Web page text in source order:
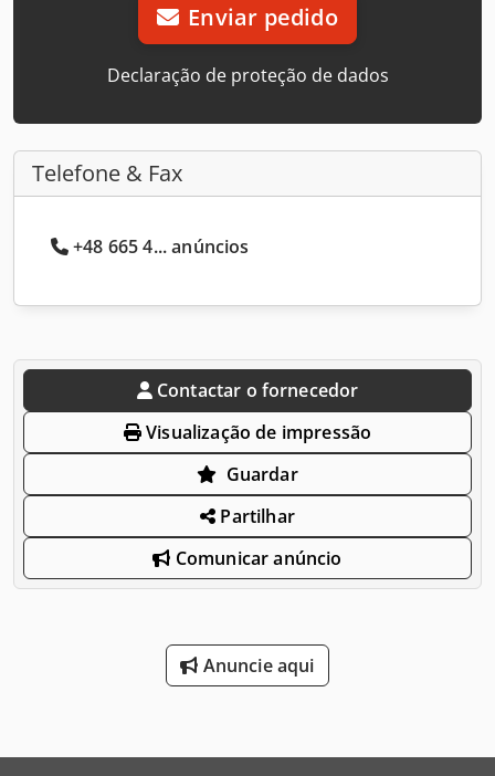
Enviar pedido
Declaração de proteção de dados
Telefone & Fax
+48 665 4... anúncios
Contactar o fornecedor
Visualização de impressão
Guardar
Partilhar
Comunicar anúncio
Anuncie aqui